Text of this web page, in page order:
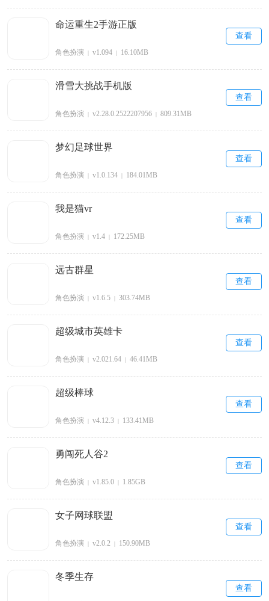
命运重生2手游正版
角色扮演 | v1.094 | 16.10MB
查看
滑雪大挑战手机版
角色扮演 | v2.28.0.2522207956 | 809.31MB
查看
梦幻足球世界
角色扮演 | v1.0.134 | 184.01MB
查看
我是猫vr
角色扮演 | v1.4 | 172.25MB
查看
远古群星
角色扮演 | v1.6.5 | 303.74MB
查看
超级城市英雄卡
角色扮演 | v2.021.64 | 46.41MB
查看
超级棒球
角色扮演 | v4.12.3 | 133.41MB
查看
勇闯死人谷2
角色扮演 | v1.85.0 | 1.85GB
查看
女子网球联盟
角色扮演 | v2.0.2 | 150.90MB
查看
冬季生存
查看